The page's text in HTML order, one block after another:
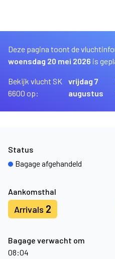
Deze pagina toont de
woensdag 20 mei 2026 is
Bekijk vlucht SK
6600 op:
vrijdag 7
augustus
Aankomsthal
Arrivals 2
Bagage verwacht om
08:04
Status
Bagage afgehandeld